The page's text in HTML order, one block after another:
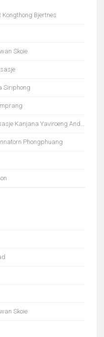
Bjertnes
Skoie
Siriphong
Kanjana Yaviroeng Andersen
Phongphuang
Skoie